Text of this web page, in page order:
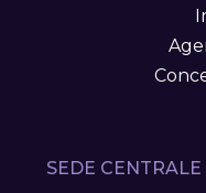
SEDE CENTRALE